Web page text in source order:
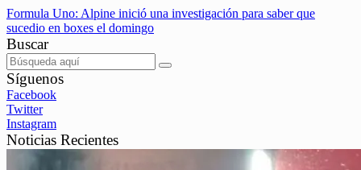
Formula Uno: Alpine inició una investigación para saber que
sucedio en boxes el domingo
Buscar
Síguenos
Facebook
Twitter
Instagram
Noticias Recientes